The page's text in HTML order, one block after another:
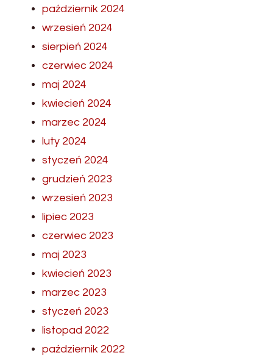
październik 2024
wrzesień 2024
sierpień 2024
czerwiec 2024
maj 2024
kwiecień 2024
marzec 2024
luty 2024
styczeń 2024
grudzień 2023
wrzesień 2023
lipiec 2023
czerwiec 2023
maj 2023
kwiecień 2023
marzec 2023
styczeń 2023
listopad 2022
październik 2022